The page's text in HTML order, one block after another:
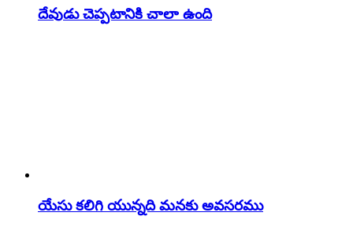
దేవుడు చెప్పటానికి చాలా ఉంది
యేసు కలిగి యున్నది మనకు అవసరము